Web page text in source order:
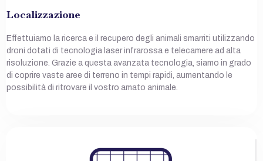
Localizzazione
Effettuiamo la ricerca e il recupero degli animali smarriti utilizzando
droni dotati di tecnologia laser infrarossa e telecamere ad alta
risoluzione. Grazie a questa avanzata tecnologia, siamo in grado
di coprire vaste aree di terreno in tempi rapidi, aumentando le
possibilità di ritrovare il vostro amato animale.